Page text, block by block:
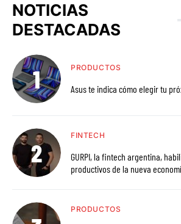
NOTICIAS
DESTACADAS
PRODUCTOS
Asus te indica cómo elegir tu
FINTECH
GURPI, la fintech argentina, habilita el acceso a activos
productivos de la nueva
PRODUCTOS